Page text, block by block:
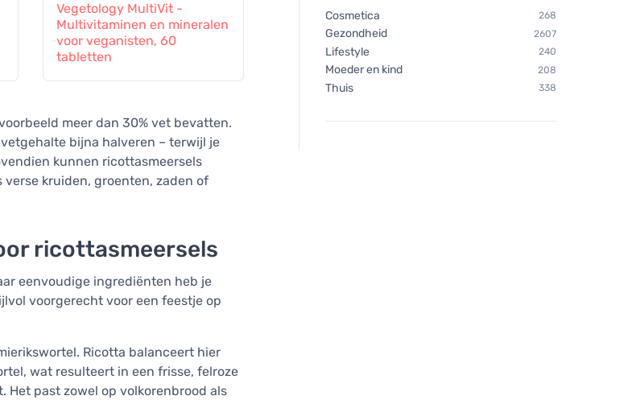
Vegetology MultiVit -
Multivitaminen en mineralen
voor veganisten, 60
tabletten
Vegetology Vegetology
Actieve Energie - Tegen
vermoeidheid en uitputting,
60 capsules
Vegetology
1000 iu 60
meer dan 30% vet bevatten.
bijna halveren – terwijl je
kunnen ricottasmeersels
kruiden, groenten, zaden of
ricottasmeersels
eenvoudige ingrediënten heb je
voorgerecht voor een feestje op
Ricotta balanceert hier
wat resulteert in een frisse, felroze
Het past zowel op volkorenbrood als
Cosmetica 268
Gezondheid 2607
Lifestyle 240
Moeder en kind 208
Thuis 338